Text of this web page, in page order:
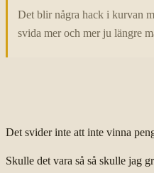
Det blir några hack i kurvan
svida mer och mer ju längre
Det svider inte att inte vinna
Skulle det vara så så skulle jag